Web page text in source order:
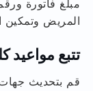
مبلغ فاتورة
المريض وتمكين
تتبع مواعيد